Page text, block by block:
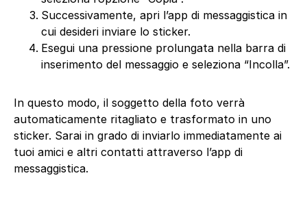
Successivamente, apri l’app di messaggistica in
cui desideri inviare lo sticker.
Esegui una pressione prolungata nella barra di
inserimento del messaggio e seleziona “Incolla”.
In questo modo, il soggetto della foto verrà
automaticamente ritagliato e trasformato in uno
sticker. Sarai in grado di inviarlo immediatamente ai
tuoi amici e altri contatti attraverso l’app di
messaggistica.